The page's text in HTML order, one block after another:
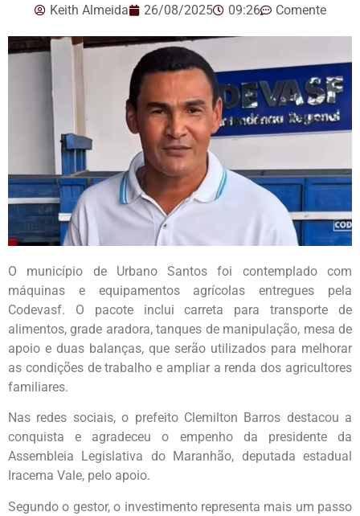
Keith Almeida 26/08/2025 09:26 Comente
O município de Urbano Santos foi contemplado com
máquinas e equipamentos agrícolas entregues pela
Codevasf. O pacote inclui carreta para transporte de
alimentos, grade aradora, tanques de manipulação, mesa de
apoio e duas balanças, que serão utilizados para melhorar
as condições de trabalho e ampliar a renda dos agricultores
familiares.
Nas redes sociais, o prefeito Clemilton Barros destacou a
conquista e agradeceu o empenho da presidente da
Assembleia Legislativa do Maranhão, deputada estadual
Iracema Vale, pelo apoio.
Segundo o gestor, o investimento representa mais um passo